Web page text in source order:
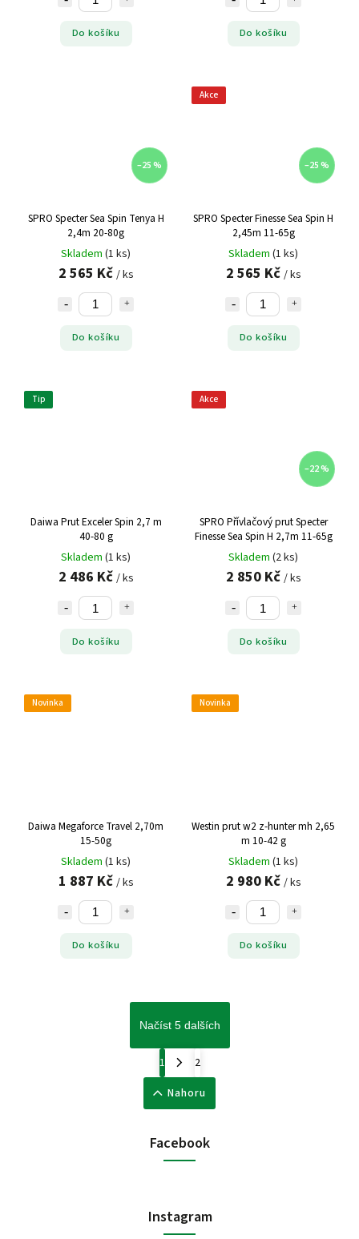
Do košíku Do košíku
–25 %
SPRO Specter Sea Spin Tenya H
2,4m 20-80g
Skladem (1 ks)
2 565 Kč / ks
Do košíku
Akce
–25 %
SPRO Specter Finesse Sea Spin H
2,45m 11-65g
Skladem (1 ks)
2 565 Kč / ks
Do košíku
Tip
Daiwa Prut Exceler Spin 2,7 m
40-80 g
Skladem (1 ks)
2 486 Kč / ks
Do košíku
Akce
–22 %
SPRO Přívlačový prut Specter
Finesse Sea Spin H 2,7m 11-65g
Skladem (2 ks)
2 850 Kč / ks
Do košíku
Novinka
Daiwa Megaforce Travel 2,70m
15-50g
Skladem (1 ks)
1 887 Kč / ks
Do košíku
Novinka
Westin prut w2 z-hunter mh 2,65
m 10-42 g
Skladem (1 ks)
2 980 Kč / ks
Do košíku
Načíst 5 dalších
1
2
Nahoru
Facebook
Instagram